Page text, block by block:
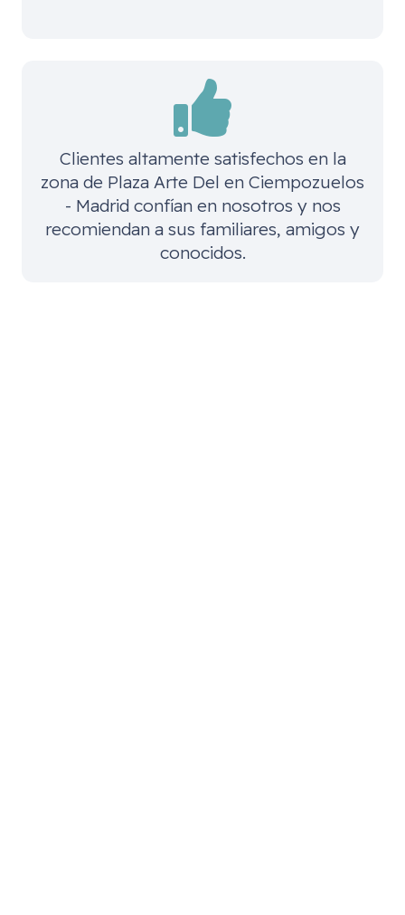
Clientes altamente satisfechos en la
zona de Plaza Arte Del en Ciempozuelos
- Madridconfían en nosotros y nos
recomiendan a sus familiares, amigos y
conocidos.